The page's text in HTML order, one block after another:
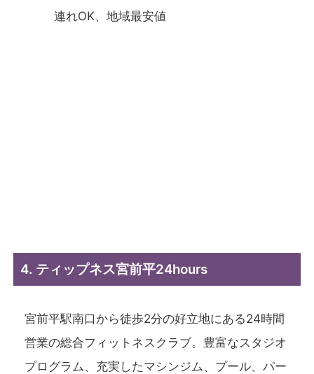
連れOK、地域最安値
4. ティップネス宮前平24hours
宮前平駅南口から徒歩2分の好立地にある24時間
営業の総合フィットネスクラブ。豊富なスタジオ
プログラム、充実したマシンジム、プール、パー